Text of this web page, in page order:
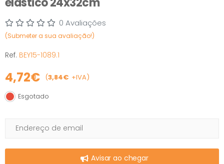
0 Avaliações
(Submeter a sua avaliação!)
Ref. BEY15-1089.1
4,72€ (3,84€ +IVA)
Esgotado
Esgotado
Avisar ao chegar